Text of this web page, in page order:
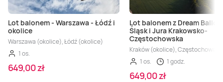
Lot balonem - Warszawa - Łódź i
okolice
Warszawa (okolice), Łódź (okolice)
1 os.
649,00 zł
Lot balonem z Dream
Śląsk i Jura Krakowsko-
Częstochowska
Kraków (okolice), Częstochowa
1 os.
1 godz.
649,00 zł